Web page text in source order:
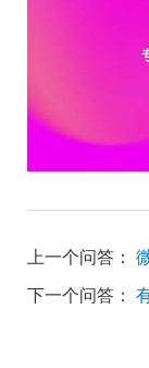
上一个问答：
下一个问答：